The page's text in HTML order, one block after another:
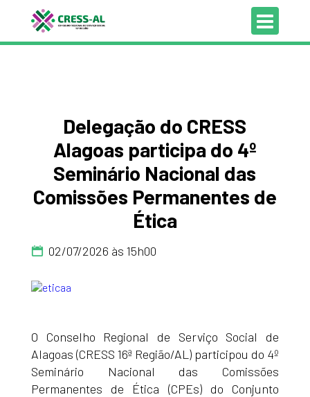
Delegação do CRESS
Alagoas participa do 4º
Seminário Nacional das
Comissões Permanentes de
Ética
02/07/2026 às 15h00
O Conselho Regional de Serviço Social de
Alagoas (CRESS 16ª Região/AL) participou do 4º
Seminário Nacional das Comissões
Permanentes de Ética (CPEs) do Conjunto